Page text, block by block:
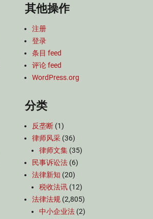
其他操作
注册
登录
条目 feed
评论 feed
WordPress.org
分类
反垄断 (1)
律师风采 (36)
律师文集 (35)
民事诉讼法 (6)
法律新知 (20)
税收法讯 (12)
法律法规 (2,805)
中小企业法 (2)